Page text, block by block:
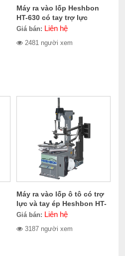
Máy ra vào lốp Heshbon
HT-630 có tay trợ lực
Giá bán: Liên hệ
2481 người xem
Máy ra vào lốp ô tô có trợ
lực và tay ép Heshbon HT-
420
Giá bán: Liên hệ
3187 người xem